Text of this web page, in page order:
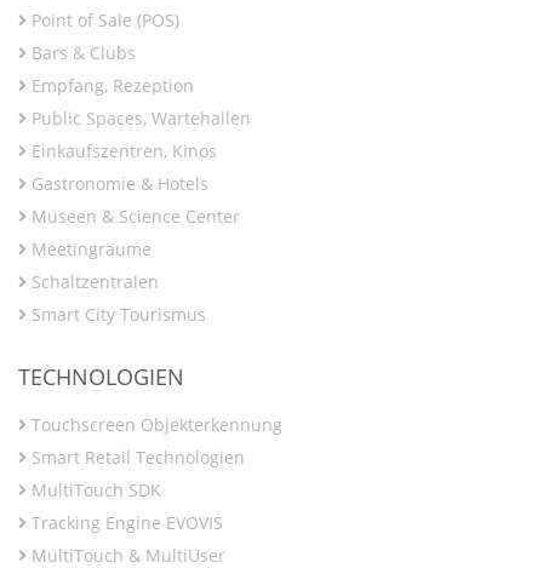
Point of Sale (POS)
Bars & Clubs
Empfang, Rezeption
Public Spaces, Wartehallen
Einkaufszentren, Kinos
Gastronomie & Hotels
Museen & Science Center
Meetingräume
Schaltzentralen
Smart City Tourismus
TECHNOLOGIEN
Touchscreen Objekterkennung
Smart Retail Technologien
MultiTouch SDK
Tracking Engine EVOVIS
MultiTouch & MultiUser